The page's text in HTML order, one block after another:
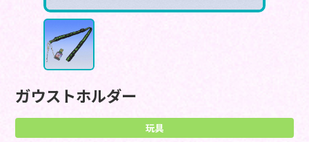
ガウストホルダー
玩具